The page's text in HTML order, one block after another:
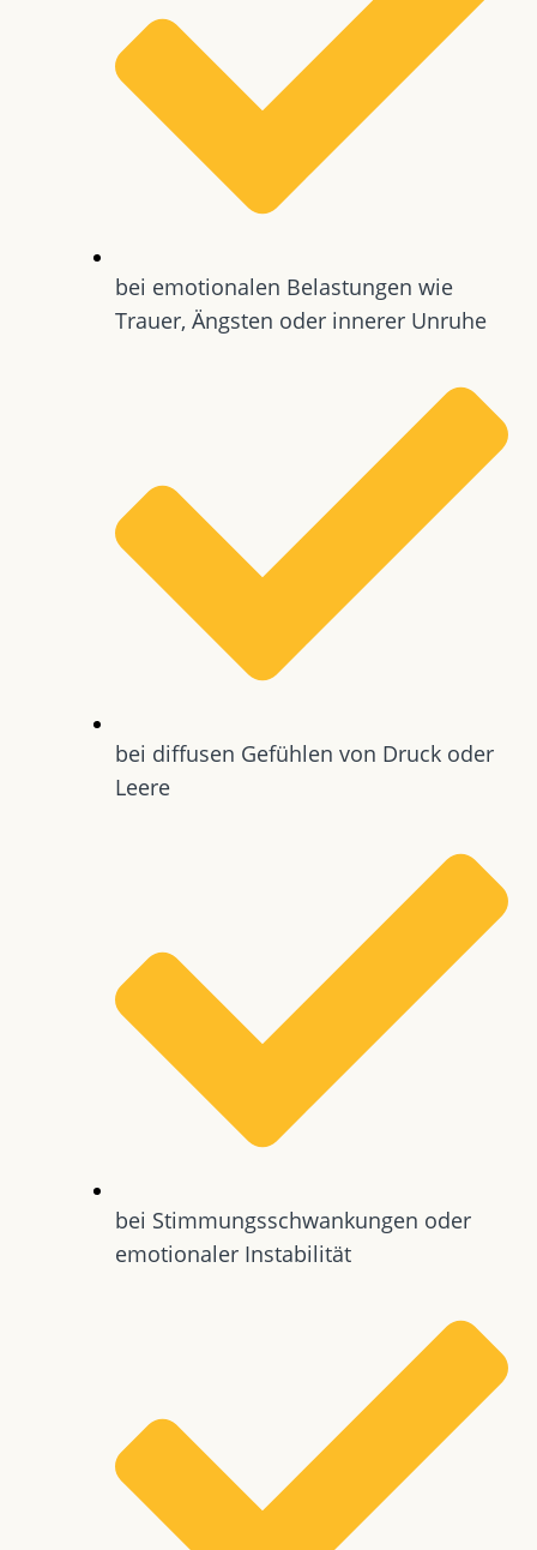
bei emotionalen Belastungen wie
Trauer, Ängsten oder innerer Unruhe
bei diffusen Gefühlen von Druck oder
Leere
bei Stimmungsschwankungen oder
emotionaler Instabilität